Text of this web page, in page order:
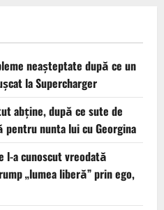
neașteptate după ce un
la Supercharger
abține, după ce sute de
nunta lui cu Georgina
l-a cunoscut vreodată
„lumea liberă” prin ego,